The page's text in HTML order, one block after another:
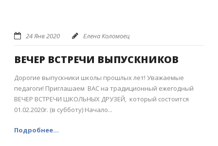
24 Янв 2020 Елена Коломоец
ВЕЧЕР ВСТРЕЧИ ВЫПУСКНИКОВ
Дорогие выпускники школы прошлых лет! Уважаемые
педагоги! Приглашаем ВАС на традиционный ежегодный
ВЕЧЕР ВСТРЕЧИ ШКОЛЬНЫХ ДРУЗЕЙ, который состоится
01.02.2020г. (в субботу) Начало...
Подробнее...